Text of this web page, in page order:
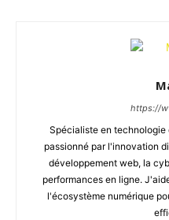
https://
Spécialiste en technologie
passionné par l'innovation
développement web, la
performances en ligne.
l'écosystème numérique